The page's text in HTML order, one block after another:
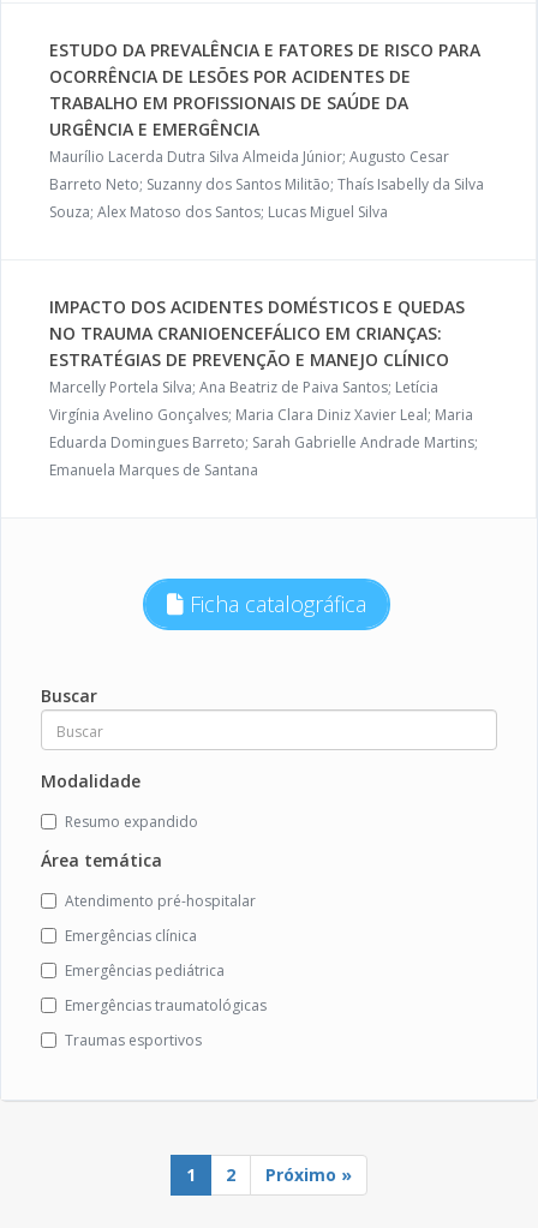
ESTUDO DA PREVALÊNCIA E FATORES DE RISCO PARA
OCORRÊNCIA DE LESÕES POR ACIDENTES DE
TRABALHO EM PROFISSIONAIS DE SAÚDE DA
URGÊNCIA E EMERGÊNCIA
Maurílio Lacerda Dutra Silva Almeida Júnior; Augusto Cesar
Barreto Neto; Suzanny dos Santos Militão; Thaís Isabelly da Silva
Souza; Alex Matoso dos Santos; Lucas Miguel Silva
IMPACTO DOS ACIDENTES DOMÉSTICOS E QUEDAS
NO TRAUMA CRANIOENCEFÁLICO EM CRIANÇAS:
ESTRATÉGIAS DE PREVENÇÃO E MANEJO CLÍNICO
Marcelly Portela Silva; Ana Beatriz de Paiva Santos; Letícia
Virgínia Avelino Gonçalves; Maria Clara Diniz Xavier Leal; Maria
Eduarda Domingues Barreto; Sarah Gabrielle Andrade Martins;
Emanuela Marques de Santana
Ficha catalográfica
Buscar
Modalidade
Resumo expandido
Área temática
Atendimento pré-hospitalar
Emergências clínica
Emergências pediátrica
Emergências traumatológicas
Traumas esportivos
1 2 Próximo »